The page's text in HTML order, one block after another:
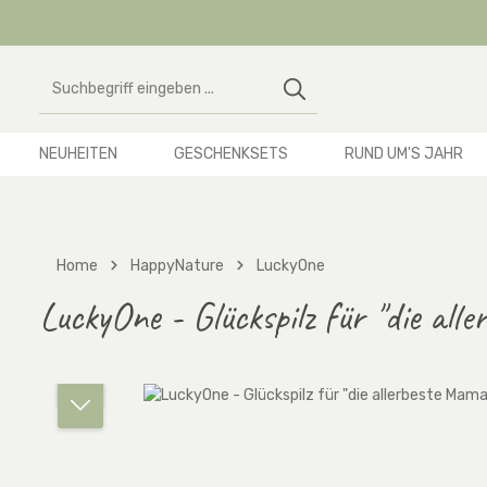
NEUHEITEN GESCHENKSETS RUND UM'S JAHR
Home HappyNature LuckyOne
LuckyOne - Glückspilz für "die
Bildergalerie überspringen